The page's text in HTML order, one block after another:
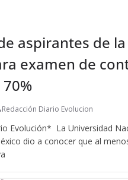
aspirantes de la
examen de
Redacción Diario Evolucion
Evolución* La Universidad
dio a conocer que al